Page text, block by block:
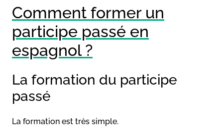
Comment former un
participe passé en
espagnol ?
La formation du participe
passé
La formation est très simple.